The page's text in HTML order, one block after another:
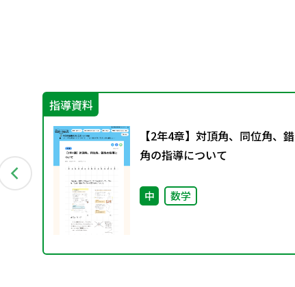
指導資料
【2年4章】対頂角、同位角、錯
角の指導について
中 数学